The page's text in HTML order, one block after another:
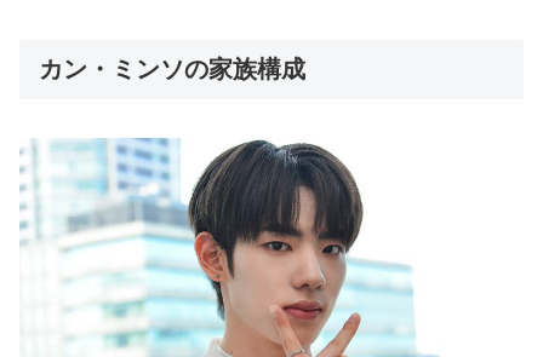
カン・ミンソの家族構成